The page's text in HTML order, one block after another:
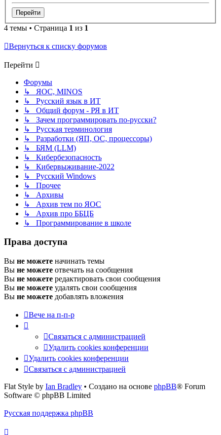
4 темы • Страница 1 из 1
Вернуться к списку форумов
Перейти
Форумы
↳ ЯОС, MINOS
↳ Русский язык в ИТ
↳ Общий форум - РЯ в ИТ
↳ Зачем программировать по-русски?
↳ Русская терминология
↳ Разработки (ЯП, ОС, процессоры)
↳ БЯМ (LLM)
↳ Кибербезопасность
↳ Кибервыживание-2022
↳ Русский Windows
↳ Прочее
↳ Архивы
↳ Архив тем по ЯОС
↳ Архив про ББЦБ
↳ Программирование в школе
Права доступа
Вы не можете начинать темы
Вы не можете отвечать на сообщения
Вы не можете редактировать свои сообщения
Вы не можете удалять свои сообщения
Вы не можете добавлять вложения
Вече на п-п-р
Связаться с администрацией
Удалить cookies конференции
Удалить cookies конференции
Связаться с администрацией
Flat Style by Ian Bradley • Создано на основе phpBB® Forum
Software © phpBB Limited
Русская поддержка phpBB